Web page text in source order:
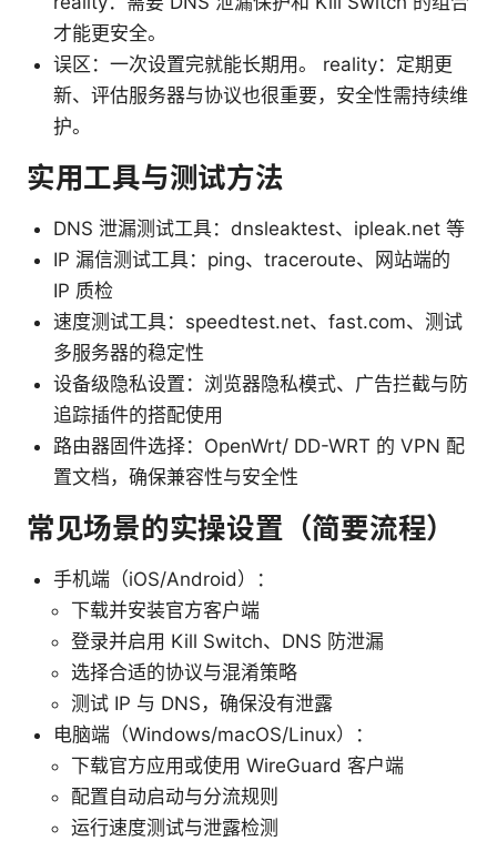
才能更安全。
误区：一次设置完就能长期用。 reality：定期更
新、评估服务器与协议也很重要，安全性需持续维
护。
实用工具与测试方法
DNS 泄漏测试工具：dnsleaktest、ipleak.net 等
IP 漏信测试工具：ping、traceroute、网站端的
IP 质检
速度测试工具：speedtest.net、fast.com、测试
多服务器的稳定性
设备级隐私设置：浏览器隐私模式、广告拦截与防
追踪插件的搭配使用
路由器固件选择：OpenWrt/ DD-WRT 的 VPN 配
置文档，确保兼容性与安全性
常见场景的实操设置（简要流程）
手机端（iOS/Android）：
下载并安装官方客户端
登录并启用 Kill Switch、DNS 防泄漏
选择合适的协议与混淆策略
测试 IP 与 DNS，确保没有泄露
电脑端（Windows/macOS/Linux）：
下载官方应用或使用 WireGuard 客户端
配置自动启动与分流规则
运行速度测试与泄露检测